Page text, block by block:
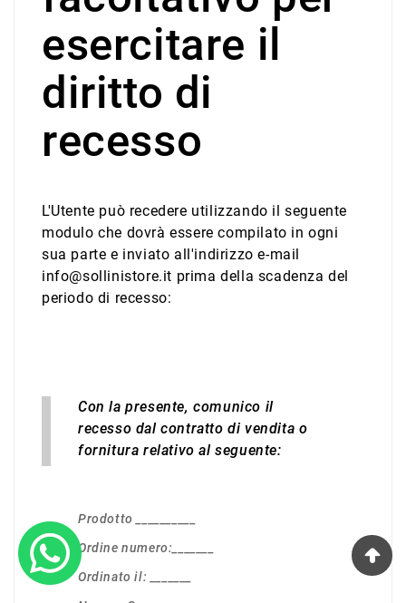
esercitare il
diritto di
recesso
L'Utente può recedere utilizzando il seguente
modulo che dovrà essere compilato in ogni
sua parte e inviato all'indirizzo e-mail
info@sollinistore.it prima della scadenza del
periodo di recesso:
Con la presente, comunico il
recesso dal contratto di vendita o
fornitura relativo al seguente:
Prodotto __________
Ordine numero:_______
Ordinato il: _______